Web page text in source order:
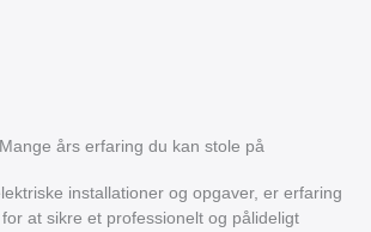
års erfaring du kan stole på
installationer og opgaver, er erfaring
at sikre et professionelt og pålideligt